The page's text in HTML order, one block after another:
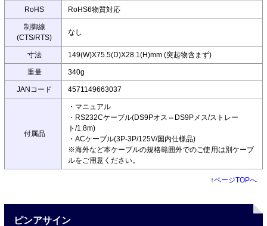
RoHS RoHS6物質対応
制御線
(CTS/RTS)
なし
寸法 149(W)X75.5(D)X28.1(H)mm (突起物含まず)
重量 340g
JANコード 4571149663037
付属品
・マニュアル
・RS232Cケーブル(DS9Pオス⇔DS9Pメス/ストレー
ト/1.8m)
・ACケーブル(3P-3P/125V/国内仕様品)
※海外など本ケーブルの規格範囲外でのご使用は別ケーブ
ルをご用意ください。
↑ページTOPへ
ピンアサイン